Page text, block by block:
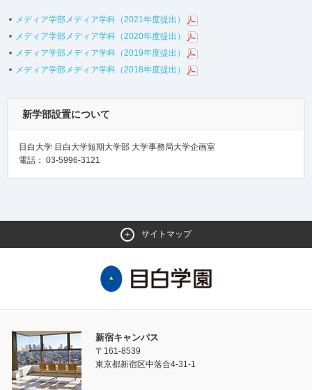
メディア学部メディア学科（2021年度提出）
メディア学部メディア学科（2020年度提出）
メディア学部メディア学科（2019年度提出）
メディア学部メディア学科（2018年度提出）
新学部設置について
目白大学 目白大学短期大学部 大学事務局大学企画室
電話： 03-5996-3121
サイトマップ
新宿キャンパス
〒161-8539
東京都新宿区中落合4-31-1